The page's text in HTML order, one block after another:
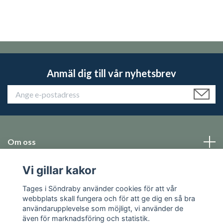
Anmäl dig till vår nyhetsbrev
Om oss
Emballage
Sociala medier
Vi gillar kakor
Tages i Söndraby använder cookies för att vår
webbplats skall fungera och för att ge dig en så bra
användarupplevelse som möjligt, vi använder de
även för marknadsföring och statistik.